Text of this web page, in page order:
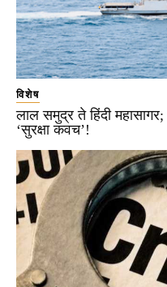
विशेष
लाल समुद्र ते हिंदी
‘सुरक्षा कवच’!